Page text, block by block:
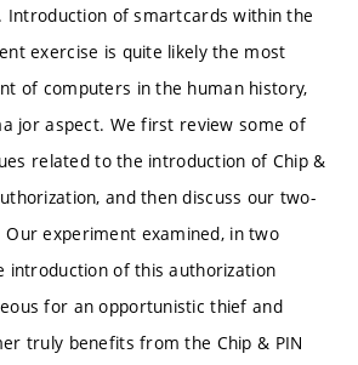
Introduction of smartcards within the
exercise is quite likely the most
of computers in the human history,
jor aspect. We first review some of
related to the introduction of Chip &
and then discuss our two-
experiment examined, in two
introduction of this authorization
for an opportunistic thief and
truly benefits from the Chip & PIN